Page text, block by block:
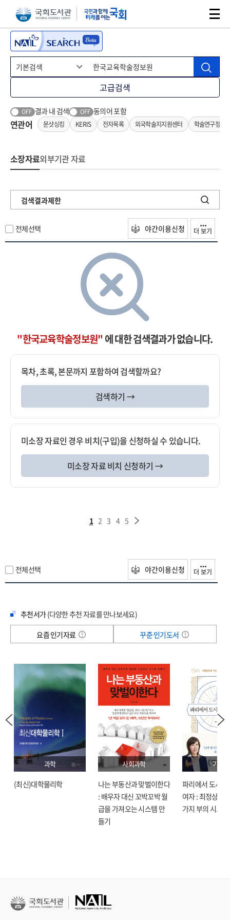
본문 바로가기주메뉴 바로가기
고급검색
OFF 결과 내 검색 OFF 동의어 포함
연관어 문샷싱킹 KERIS 전자목록 외국학술지지원센터 학술연구정보
소장자료외부기관 자료
검색결과제한
전체선택 야간이용신청 더 보기
"한국교육학술정보원"에 대한 검색결과가 없습니다.
목차, 초록, 본문까지 포함하여 검색할까요?
검색하기 →
미소장 자료인 경우 비치(구입)을 신청하실 수 있습니다.
미소장 자료 비치 신청하기 →
1 2 3 4 5
전체선택 야간이용신청 더 보기
추천서가(다양한 추천 자료를 만나보세요)
요즘 인기자료
꾸준 인기도서
과학
(최신)대학물리학
사회과학
나는 부동산과 맞벌이한다
: 배우자 대신 꼬박꼬박 월
급을 가져오는 시스템 만
들기
기술
파리에서 도시락
여자 : 최정상으
가지 부의 시크릿